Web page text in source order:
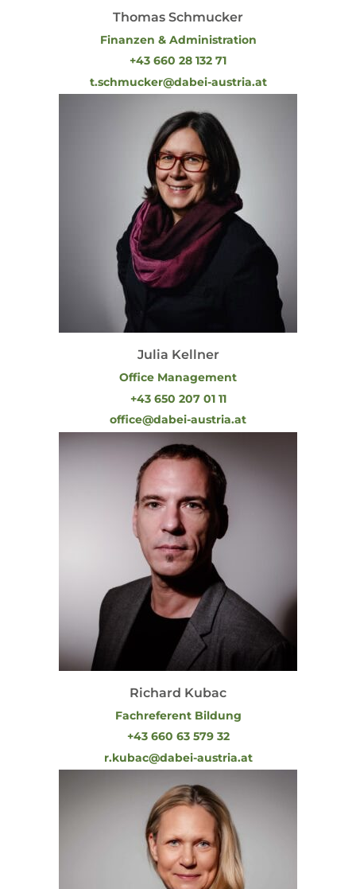
Thomas Schmucker
Finanzen & Administration
+43 660 28 132 71
t.schmucker@dabei-austria.at
Julia Kellner
Office Management
+43 650 207 01 11
office@dabei-austria.at
Richard Kubac
Fachreferent Bildung
+43 660 63 579 32
r.kubac@dabei-austria.at